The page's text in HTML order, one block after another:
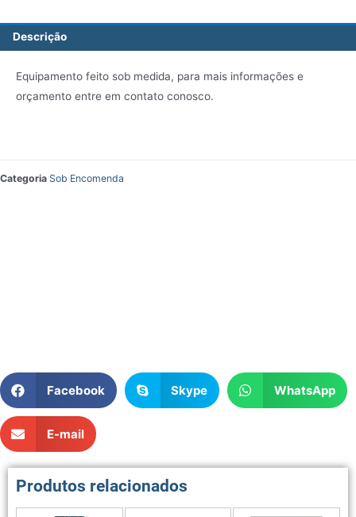
Descrição
Equipamento feito sob medida, para mais informações e
orçamento entre em contato conosco.
Categoria Sob Encomenda
Facebook Skype WhatsApp
E-mail
Produtos relacionados